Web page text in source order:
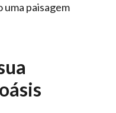
uma paisagem